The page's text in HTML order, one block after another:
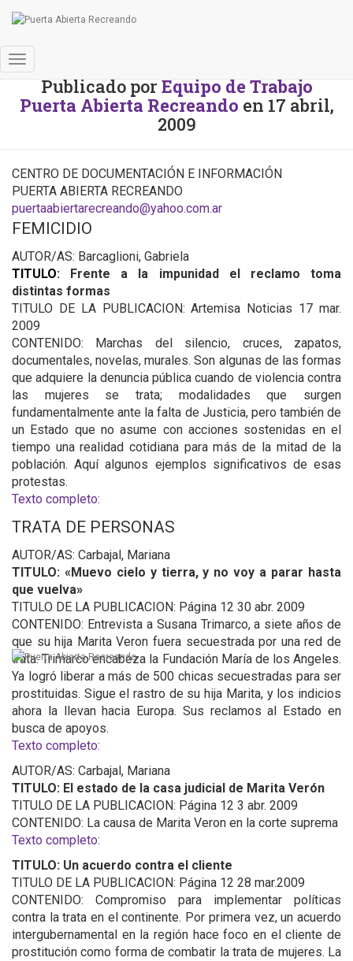
Cambiar
modo
de
Publicado porEquipo de Trabajo
Puerta Abierta Recreando en 17 abril,
2009
CENTRO DE DOCUMENTACIÓN E INFORMACIÓN
PUERTA ABIERTA RECREANDO
puertaabiertarecreando@yahoo.com.ar
FEMICIDIO
AUTOR/AS: Barcaglioni, Gabriela
TITULO: Frente a la impunidad el reclamo toma
distintas formas
TITULO DE LA PUBLICACION: Artemisa Noticias 17 mar.
2009
CONTENIDO: Marchas del silencio, cruces, zapatos,
documentales, novelas, murales. Son algunas de las formas
que adquiere la denuncia pública cuando de violencia contra
las mujeres se trata; modalidades que surgen
fundamentalmente ante la falta de Justicia, pero también de
un Estado que no asume con acciones sostenidas en el
tiempo una realidad cotidiana para más de la mitad de la
población. Aquí algunos ejemplos significativos de esas
protestas.
Texto completo:
TRATA DE PERSONAS
AUTOR/AS: Carbajal, Mariana
TITULO: «Muevo cielo y tierra, y no voy a parar hasta
que vuelva»
TITULO DE LA PUBLICACION: Página 12 30 abr. 2009
CONTENIDO: Entrevista a Susana Trimarco, a siete años de
que su hija Marita Veron fuera secuestrada por una red de
trata. Trimarco encabeza la Fundación María de los Angeles.
Ya logró liberar a más de 500 chicas secuestradas para ser
prostituidas. Sigue el rastro de su hija Marita, y los indicios
ahora la llevan hacia Europa. Sus reclamos al Estado en
busca de apoyos.
Texto completo:
AUTOR/AS: Carbajal, Mariana
TITULO: El estado de la casa judicial de Marita Verón
TITULO DE LA PUBLICACION: Página 12 3 abr. 2009
CONTENIDO: La causa de Marita Veron en la corte suprema
Texto completo:
TITULO: Un acuerdo contra el cliente
TITULO DE LA PUBLICACION: Página 12 28 mar.2009
CONTENIDO: Compromiso para implementar políticas
contra la trata en el continente. Por primera vez, un acuerdo
intergubernamental en la región hace foco en el cliente de
prostitución como forma de combatir la trata de mujeres. La